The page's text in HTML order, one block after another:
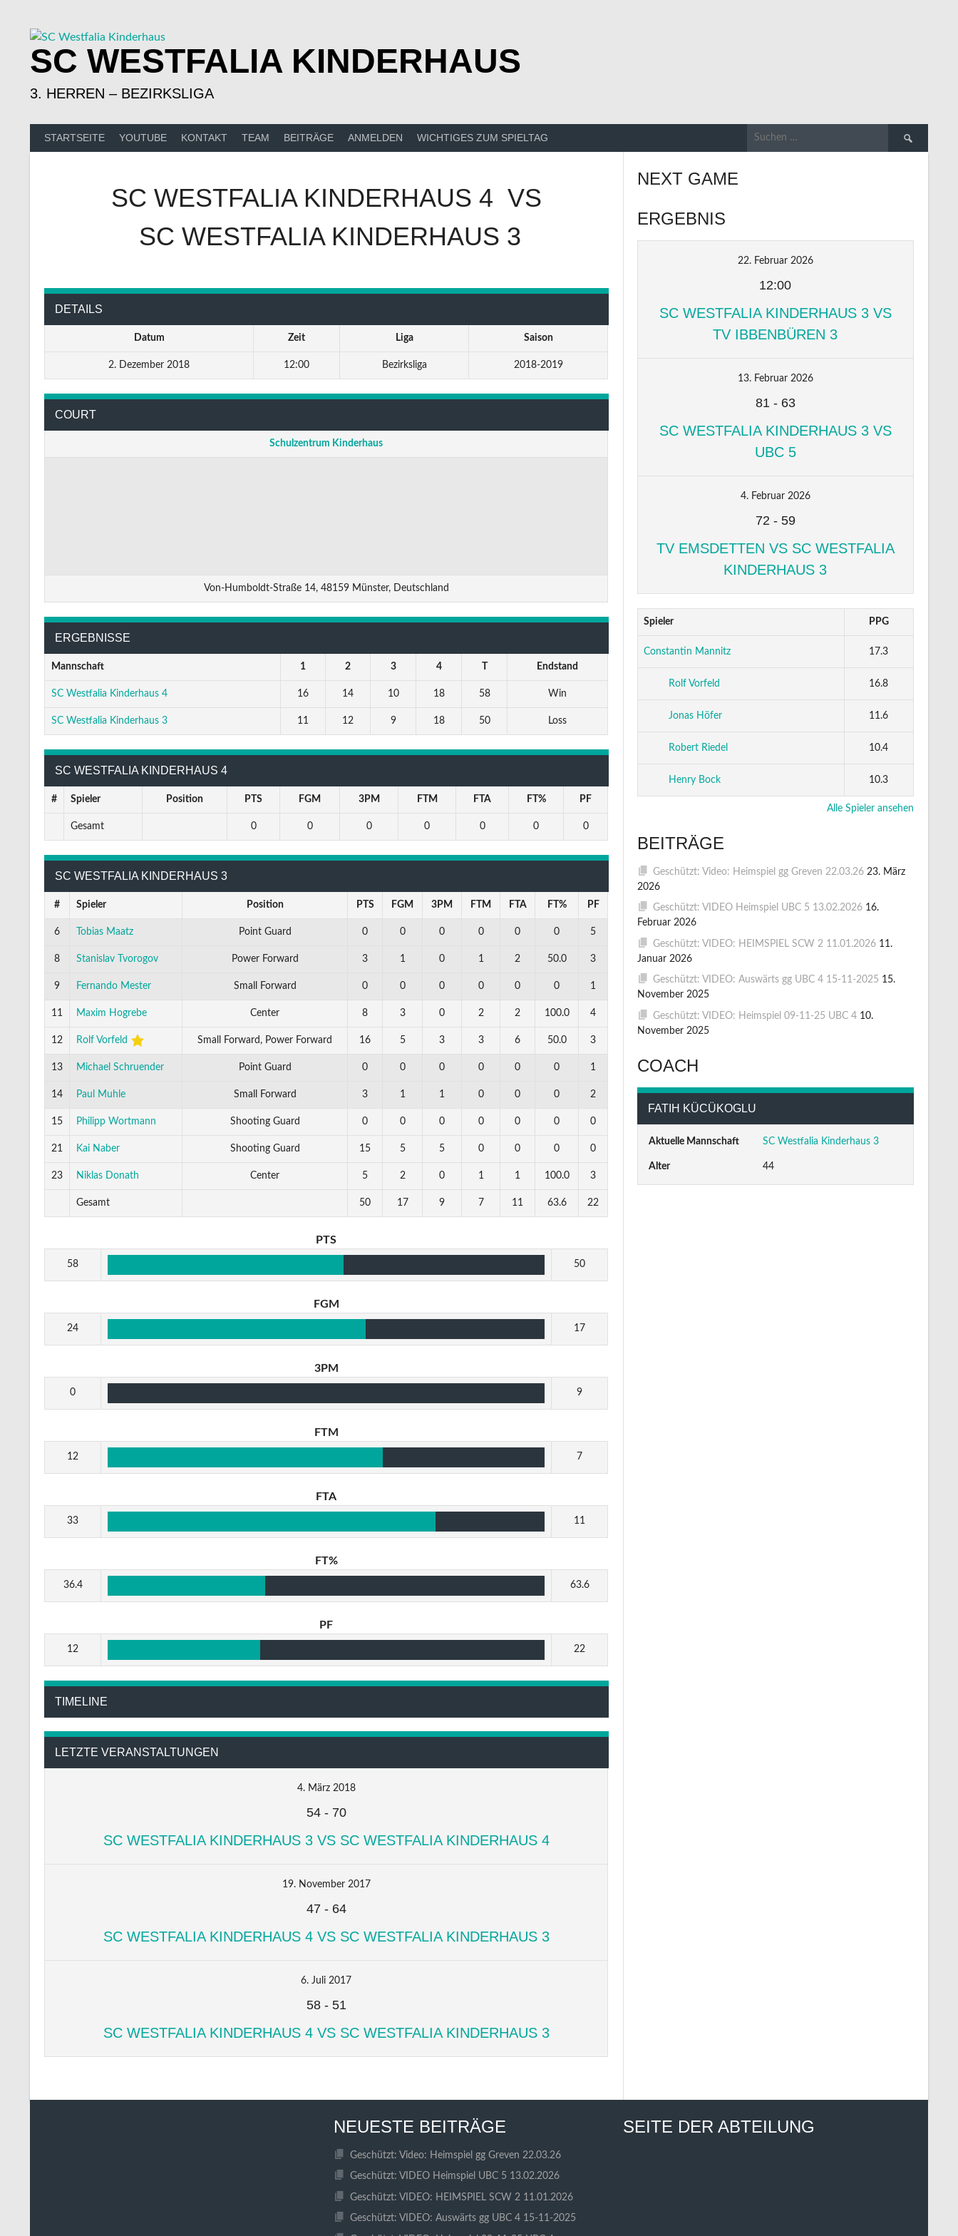
SC WESTFALIA KINDERHAUS
3. HERREN – BEZIRKSLIGA
STARTSEITE YOUTUBE KONTAKT TEAM BEITRÄGE ANMELDEN WICHTIGES ZUM SPIELTAG
Suchen
SC WESTFALIA KINDERHAUS 4 VS
SC WESTFALIA KINDERHAUS 3
DETAILS
Datum Zeit Liga Saison
2. Dezember 2018 12:00 Bezirksliga 2018-2019
COURT
Schulzentrum Kinderhaus
Von-Humboldt-Straße 14, 48159 Münster, Deutschland
ERGEBNISSE
Mannschaft 1 2 3 4 Endstand
SC Westfalia Kinderhaus 4 16 14 10 18 58 Win
SC Westfalia Kinderhaus 3 11 12 9 18 50 Loss
SC WESTFALIA KINDERHAUS 4
# Spieler Position PTS FGM 3PM FTM FTA FT% PF
Gesamt 0 0 0 0 0 0 0
SC WESTFALIA KINDERHAUS 3
# Spieler Position PTS FGM 3PM FTM FTA FT% PF
6 Tobias Maatz Point Guard 0 0 0 0 0 0 5
8 Stanislav Tvorogov Power Forward 3 1 0 1 2 50.0 3
9 Fernando Mester Small Forward 0 0 0 0 0 0 1
11 Maxim Hogrebe Center 8 3 0 2 2 100.0 4
12 Rolf Vorfeld Small Forward, Power Forward 16 5 3 3 6 50.0 3
13 Michael Schruender Point Guard 0 0 0 0 0 0 1
14 Paul Muhle Small Forward 3 1 1 0 0 0 2
15 Philipp Wortmann Shooting Guard 0 0 0 0 0 0 0
21 Kai Naber Shooting Guard 15 5 5 0 0 0 0
23 Niklas Donath Center 5 2 0 1 1 100.0 3
Gesamt 50 17 9 7 11 63.6 22
PTS
58 50
FGM
24 17
3PM
0 9
FTM
12 7
FTA
33 11
FT%
36.4 63.6
PF
12 22
TIMELINE
LETZTE VERANSTALTUNGEN
4. März 2018
54- 70
SC WESTFALIA KINDERHAUS 3 VS SC WESTFALIA KINDERHAUS 4
19. November 2017
47- 64
SC WESTFALIA KINDERHAUS 4 VS SC WESTFALIA KINDERHAUS 3
6. Juli 2017
58- 51
SC WESTFALIA KINDERHAUS 4 VS SC WESTFALIA KINDERHAUS 3
NEXT GAME
ERGEBNIS
22. Februar 2026
12:00
SC WESTFALIA KINDERHAUS 3 VS
TV IBBENBÜREN 3
13. Februar 2026
81- 63
SC WESTFALIA KINDERHAUS 3 VS
UBC 5
4. Februar 2026
72- 59
TV EMSDETTEN VS SC WESTFALIA
KINDERHAUS 3
Spieler PPG
Constantin Mannitz 17.3
Rolf Vorfeld 16.8
Jonas Höfer 11.6
Robert Riedel 10.4
Henry Bock 10.3
Alle Spieler ansehen
BEITRÄGE
Geschützt: Video: Heimspiel gg Greven 22.03.26 23. März
2026
Geschützt: VIDEO Heimspiel UBC 5 13.02.2026 16.
Februar 2026
Geschützt: VIDEO: HEIMSPIEL SCW 2 11.01.2026 11.
Januar 2026
Geschützt: VIDEO: Auswärts gg UBC 4 15-11-2025 15.
November 2025
Geschützt: VIDEO: Heimspiel 09-11-25 UBC 4 10.
November 2025
COACH
FATIH KÜCÜKOGLU
Aktuelle Mannschaft SC Westfalia Kinderhaus 3
Alter 44
NEUESTE BEITRÄGE
Geschützt: Video: Heimspiel gg Greven 22.03.26
Geschützt: VIDEO Heimspiel UBC 5 13.02.2026
Geschützt: VIDEO: HEIMSPIEL SCW 2 11.01.2026
Geschützt: VIDEO: Auswärts gg UBC 4 15-11-2025
SEITE DER ABTEILUNG